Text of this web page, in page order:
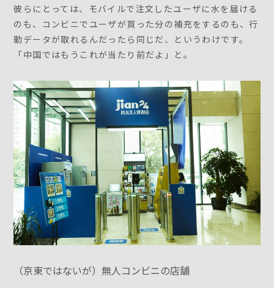
彼らにとっては、モバイルで注文したユーザに水を届ける
のも、コンビニでユーザが買った分の補充をするのも、行
動データが取れるんだったら同じだ、というわけです。
「中国ではもうこれが当たり前だよ」と。
（京東ではないが）無人コンビニの店舗